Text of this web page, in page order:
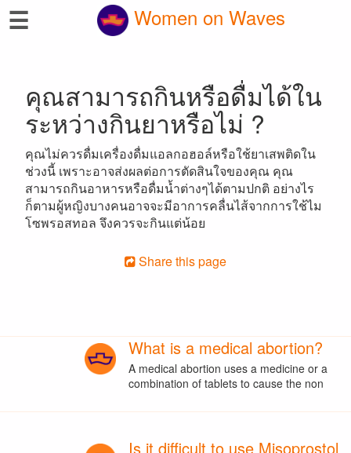
☰ Women on Waves
คุณสามารถกินหรือดื่มได้ใน
ระหว่างกินยาหรือไม่ ?
คุณไม่ควรดื่มเครื่องดื่มแอลกอฮอล์หรือใช้ยาเสพติดใน
ช่วงนี้ เพราะอาจส่งผลต่อการตัดสินใจของคุณ คุณ
สามารถกินอาหารหรือดื่มน้ำต่างๆได้ตามปกติ อย่างไร
ก็ตามผู้หญิงบางคนอาจจะมีอาการคลื่นไส้จากการใช้ไม
โซพรอสทอล จึงควรจะกินแต่น้อย
Share this page
What is a medical abortion?
A medical abortion uses a medicine or a
combination of tablets to cause the non
Is it difficult to use Misoprostol